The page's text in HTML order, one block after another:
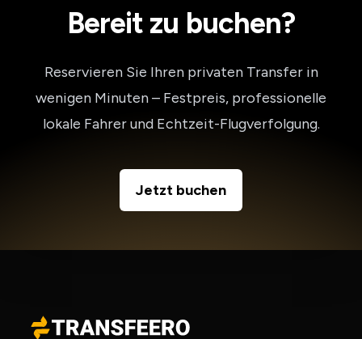
Bereit zu buchen?
Reservieren Sie Ihren privaten Transfer in
wenigen Minuten – Festpreis, professionelle
lokale Fahrer und Echtzeit-Flugverfolgung.
Jetzt buchen